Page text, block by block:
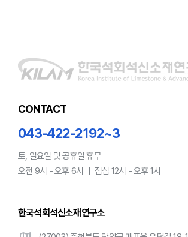
CONTACT
043-422-2192~3
토, 일요일 및 공휴일 휴무
오전 9시 - 오후 6시 ㅣ 점심 12시 - 오후 1시
한국석회석신소재연구소